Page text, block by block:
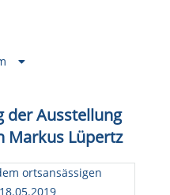
der Ausstellung
Markus Lüpertz